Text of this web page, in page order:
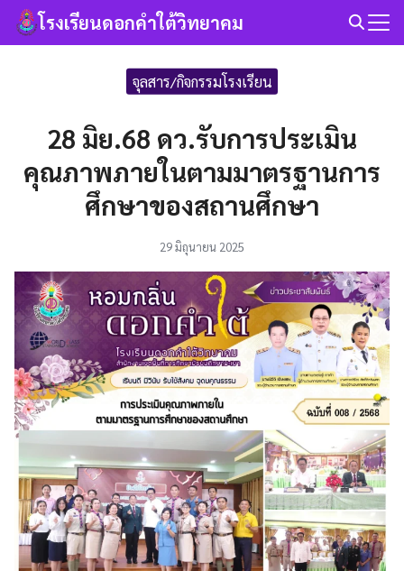
Skip
โรงเรียนดอกคำใต้วิทยาคม
จุลสาร/กิจกรรมโรงเรียน
28 มิย.68 ดว.รับการประเมิน
คุณภาพภายในตามมาตรฐานการ
ศึกษาของสถานศึกษา
29 มิถุนายน 2025